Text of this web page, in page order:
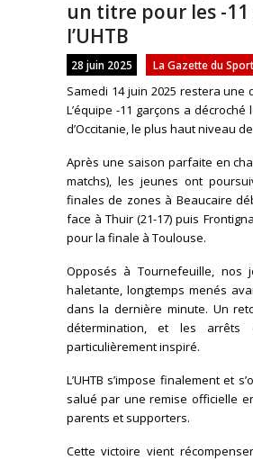
un titre pour les -11
l’UHTB
28 juin 2025 La Gazette du Sport
Samedi 14 juin 2025 restera une
L’équipe -11 garçons a
d’Occitanie, le plus haut niveau
Après une saison parfaite en
matchs), les jeunes ont
finales de zones à Beaucaire
face à Thuir (21-17) puis
pour la finale à Toulouse.
Opposés à Tournefeuille,
haletante, longtemps menés
dans la dernière minute. Un
détermination, et les arrêts
particulièrement inspiré.
L’UHTB s’impose finalement et
salué par une remise officielle
parents et supporters.
Cette victoire vient